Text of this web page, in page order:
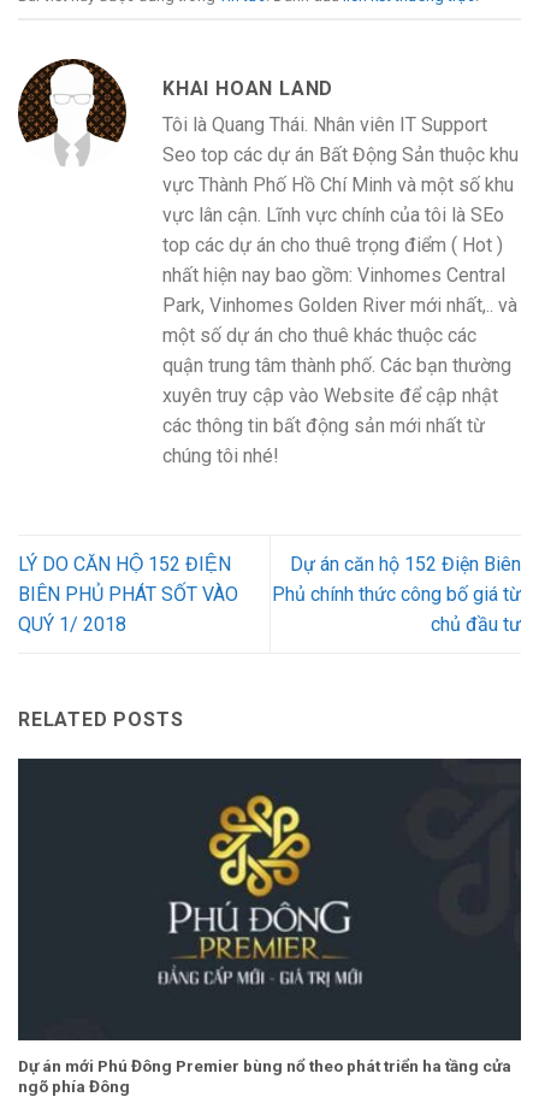
KHAI HOAN LAND
Tôi là Quang Thái. Nhân viên IT Support
Seo top các dự án Bất Động Sản thuộc khu
vực Thành Phố Hồ Chí Minh và một số khu
vực lân cận. Lĩnh vực chính của tôi là SEo
top các dự án cho thuê trọng điểm ( Hot )
nhất hiện nay bao gồm: Vinhomes Central
Park, Vinhomes Golden River mới nhất,.. và
một số dự án cho thuê khác thuộc các
quận trung tâm thành phố. Các bạn thường
xuyên truy cập vào Website để cập nhật
các thông tin bất động sản mới nhất từ
chúng tôi nhé!
LÝ DO CĂN HỘ 152 ĐIỆN
BIÊN PHỦ PHÁT SỐT VÀO
QUÝ 1/ 2018
Dự án căn hộ 152 Điện Biên
Phủ chính thức công bố giá từ
chủ đầu tư
RELATED POSTS
Dự án mới Phú Đông Premier bùng nổ theo phát triển ha tầng cửa
ngõ phía Đông